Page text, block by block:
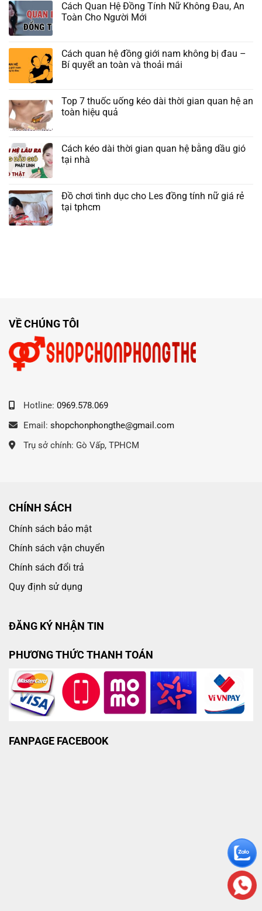
Cách Quan Hệ Đồng Tính Nữ Không Đau, An
Toàn Cho Người Mới
Cách quan hệ đồng giới nam không bị đau –
Bí quyết an toàn và thoải mái
Top 7 thuốc uống kéo dài thời gian quan hệ an
toàn hiệu quả
Cách kéo dài thời gian quan hệ bằng dầu gió
tại nhà
Đồ chơi tình dục cho Les đồng tính nữ giá rẻ
tại tphcm
VỀ CHÚNG TÔI
Hotline: 0969.578.069
Email: shopchonphongthe@gmail.com
Trụ sở chính: Gò Vấp, TPHCM
CHÍNH SÁCH
Chính sách bảo mật
Chính sách vận chuyển
Chính sách đổi trả
Quy định sử dụng
ĐĂNG KÝ NHẬN TIN
PHƯƠNG THỨC THANH TOÁN
FANPAGE FACEBOOK